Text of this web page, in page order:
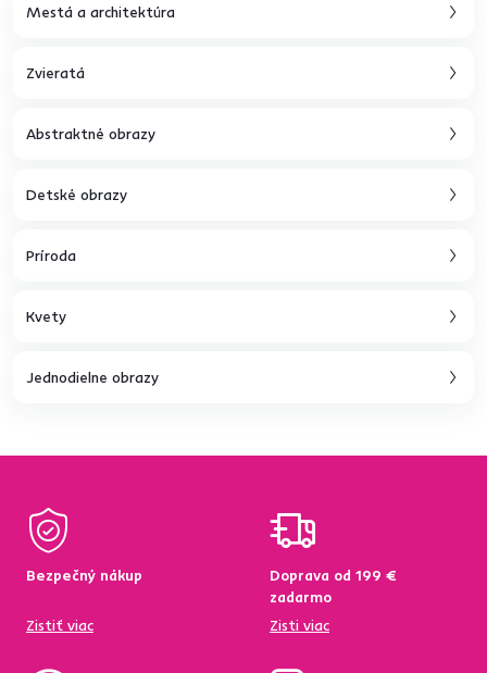
Mestá a architektúra
Zvieratá
Abstraktné obrazy
Detské obrazy
Príroda
Kvety
Jednodielne obrazy
Bezpečný nákup
Zistiť viac
Doprava od 199 €
zadarmo
Zisti viac